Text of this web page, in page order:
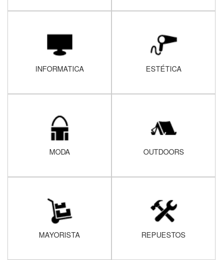
INFORMATICA ESTÉTICA
MODA OUTDOORS
MAYORISTA REPUESTOS